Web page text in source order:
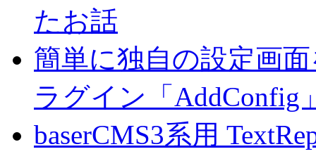
たお話
簡単に独自の設定画
ラグイン「AddConfig
baserCMS3系用